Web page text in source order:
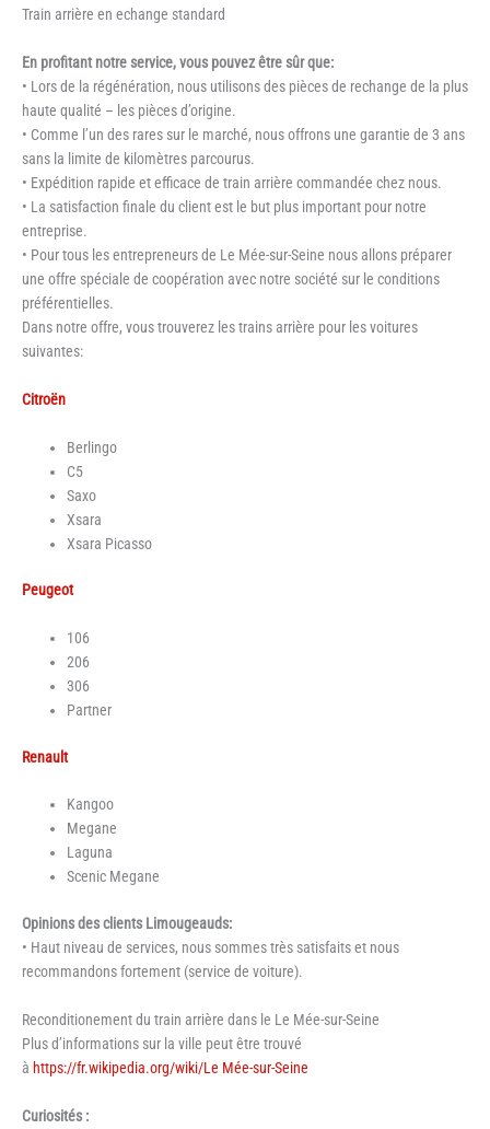
Train arrière en echange standard
En profitant notre service, vous pouvez être sûr que:
• Lors de la régénération, nous utilisons des pièces de rechange de la plus
haute qualité – les pièces d’origine.
• Comme l’un des rares sur le marché, nous offrons une garantie de 3 ans
sans la limite de kilomètres parcourus.
• Expédition rapide et efficace de train arrière commandée chez nous.
• La satisfaction finale du client est le but plus important pour notre
entreprise.
• Pour tous les entrepreneurs de Le Mée-sur-Seine nous allons préparer
une offre spéciale de coopération avec notre société sur le conditions
préférentielles.
Dans notre offre, vous trouverez les trains arrière pour les voitures
suivantes:
Citroën
Berlingo
C5
Saxo
Xsara
Xsara Picasso
Peugeot
106
206
306
Partner
Renault
Kangoo
Megane
Laguna
Scenic Megane
Opinions des clients Limougeauds:
• Haut niveau de services, nous sommes très satisfaits et nous
recommandons fortement (service de voiture).
Reconditionement du train arrière dans le Le Mée-sur-Seine
Plus d’informations sur la ville peut être trouvé
à https://fr.wikipedia.org/wiki/Le Mée-sur-Seine
Curiosités :